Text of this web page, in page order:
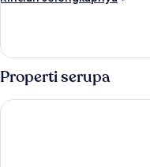
Beberapa
Tidur
Asrama
Umum
Keluarga,
Beberapa
Tempat
Properti serupa
Asia Like Boutique Hotel